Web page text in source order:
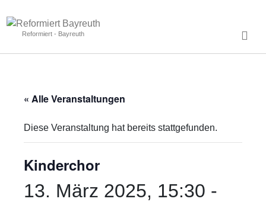
Reformiert - Bayreuth
« Alle Veranstaltungen
Diese Veranstaltung hat bereits stattgefunden.
Kinderchor
13. März 2025, 15:30 -